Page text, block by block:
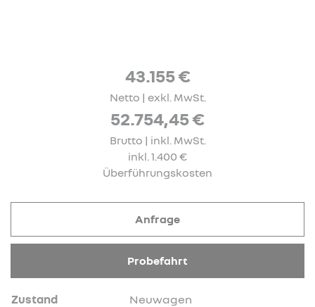
43.155 €
Netto | exkl. MwSt.
52.754,45 €
Brutto | inkl. MwSt.
inkl. 1.400 €
Überführungskosten
Zustand Neuwagen
Anfrage
Probefahrt